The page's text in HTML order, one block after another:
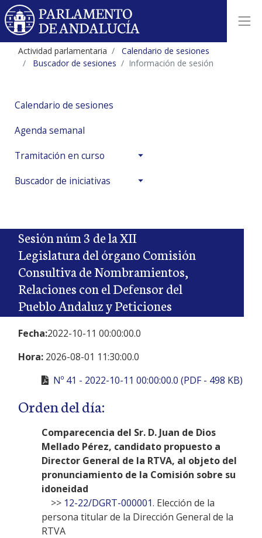
Actividad parlamentaria
Calendario de sesiones
Buscador de sesiones
Información de sesión
Calendario de sesiones
Agenda semanal
Tramitación en curso
Buscador de iniciativas
Sesión núm 3 de la XII
Legislatura del órgano Comisión
Consultiva de Nombramientos,
Relaciones con el Defensor del
Pueblo Andaluz y Peticiones
Fecha:2022-10-11 00:00:00.0
Hora: 2026-08-01 11:30:00.0
Nº 41 - 2022-10-11 00:00:00.0 (PDF - 498 KB)
Orden del día:
Comparecencia del Sr. D. Juan de Dios
Mellado Pérez, candidato propuesto a
Director General de la RTVA, al objeto del
pronunciamiento de la Comisión sobre su
idoneidad
>> 12-22/DGRT-000001. Elección de la
persona titular de la Dirección General de la
RTVA